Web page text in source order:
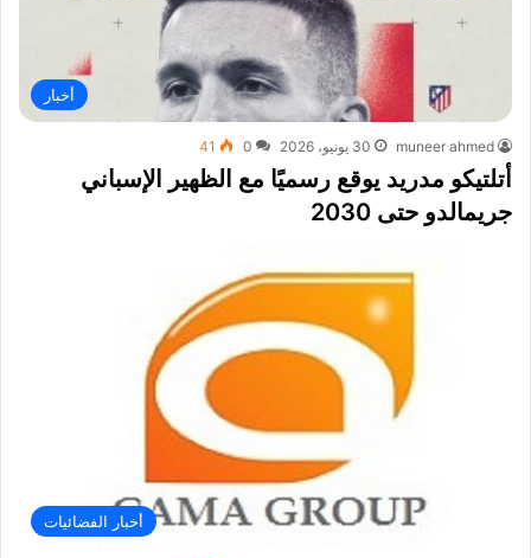
أخبار
muneer ahmed 30 يونيو، 2026 0
41
أتلتيكو مدريد يوقع رسميًا مع الظهير الإسباني
جريمالدو حتى 2030
أخبار الفضائيات